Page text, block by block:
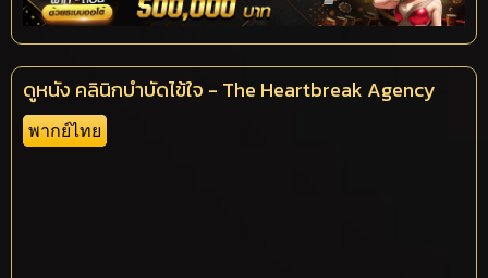
ดูหนัง คลินิกบำบัดไข้ใจ - The Heartbreak Agency
พากย์ไทย